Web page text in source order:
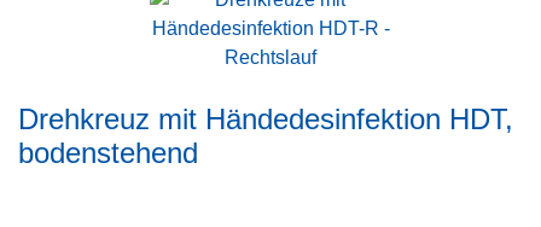
Drehkreuz mit Händedesinfektion HDT,
bodenstehend